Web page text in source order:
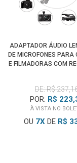
ADAPTADOR ÁUDIO
DE MICROFONES PARA
E FILMADORAS COM
DE: R$
POR: R$
À VISTA NO
OU 7X DE R$